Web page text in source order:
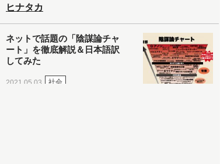
ヒナタカ
ネットで話題の「陰謀論チャ
ート」を徹底解説＆日本語訳
してみた
2021.05.03 社会